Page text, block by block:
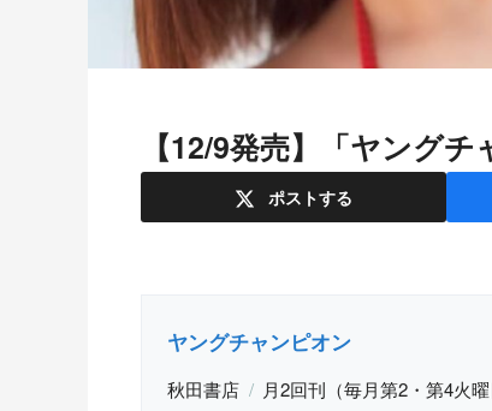
【12/9発売】「ヤング
ポストする
ヤングチャンピオン
秋田書店 月2回刊（毎月第2・第4火曜